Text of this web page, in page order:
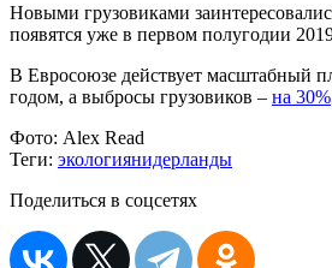
Новыми грузовиками
появятся уже в первом полугодии
В Евросоюзе действует масштабный
годом, а выбросы грузовиков – на 30%
Фото: Alex Read
Теги: экологиянидерланды
Поделиться в соцсетях